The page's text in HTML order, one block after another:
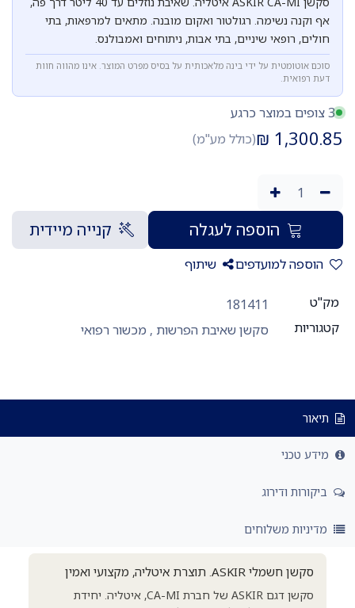
אף וקנה נשימה. רגולטור ואקום מובנה. מתאים למרפאות, בתי
חולים, רופאי שיניים, בתי אבות, ניתוחים ואמבולנס.
סוכם אוטומטית על ידי בינה מלאכותית על בסיס מפרט המוצר. אינו מהווה חוות
דעת רפואית.
3 צופים במוצר כרגע
1,300.85
₪(כולל מע"מ)
הוספה לעגלה קנייה מיידית
הוספה למועדפים שיתוף
מק"ט
181411
קטגוריות
סקשן שאיבת הפרשות , מכשור רפואי
תיאור
מידע טכני
ביקורות ודירוג
מדיניות משלוחים
סקשן חשמלי ASKIR. תוצרת איטליה, מקצועי ואמין
סקשן דגם ASKIR של חברת CA-MI, איטליה. יחידת